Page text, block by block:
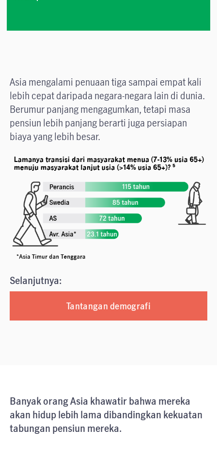
Asia mengalami penuaan tiga sampai empat kali
lebih cepat daripada negara-negara lain di dunia.
Berumur panjang mengagumkan, tetapi masa
pensiun lebih panjang berarti juga persiapan
biaya yang lebih besar.
Selanjutnya:
Tantangan demografi
Banyak orang Asia khawatir bahwa mereka
akan hidup lebih lama dibandingkan kekuatan
tabungan pensiun mereka.